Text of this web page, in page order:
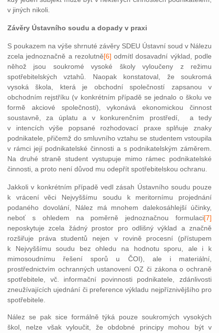
v jiných nikoli.
Závěry Ústavního soudu a dopady v praxi
S poukazem na výše shrnuté závěry SDEU Ústavní soud v Nálezu
zcela jednoznačně a rezolutně[6] odmítl dosavadní výklad, podle
něhož jsou soukromé vysoké školy vyloučeny z režimu
spotřebitelských vztahů. Naopak konstatoval, že soukromá
vysoká škola, která je obchodní společností zapsanou v
obchodním rejstříku (v konkrétním případě se jednalo o školu ve
formě akciové společnosti), vykonává ekonomickou činnost
soustavně, za úplatu a v konkurenčním prostředí, a tedy
v intencích výše popsané rozhodovací praxe splňuje znaky
podnikatele, přičemž do smluvního vztahu se studentem vstoupila
v rámci její podnikatelské činnosti a s podnikatelským záměrem.
Na druhé straně student vystupuje mimo rámec podnikatelské
činnosti, a proto není důvod mu odepřít spotřebitelskou ochranu.
Jakkoli v konkrétním případě vedl zásah Ústavního soudu pouze
k vrácení věci Nejvyššímu soudu k meritornímu projednání
podaného dovolání, Nález má mnohem dalekosáhlejší účinky,
neboť s ohledem na poměrně jednoznačnou formulaci[7]
neposkytuje zcela žádný prostor pro odlišný výklad a značně
rozšiřuje práva studentů nejen v rovině procesní (přístupem
k Nejvyššímu soudu bez ohledu na hodnotu sporu, ale i k
mimosoudnímu řešení sporů u ČOI), ale i materiální,
prostřednictvím ochranných ustanovení OZ či zákona o ochraně
spotřebitele, vč. informační povinnosti podnikatele, zdánlivosti
zneužívajících ujednání či preference výkladu nejpříznivějšího pro
spotřebitele.
Nález se pak sice formálně týká pouze soukromých vysokých
škol, nelze však vyloučit, že obdobné principy mohou být v